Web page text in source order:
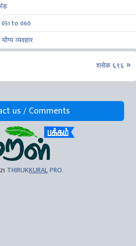
to 060
व्यवहार
श्लोक ६९६
us / Comments
THIRUKKURALPRO.